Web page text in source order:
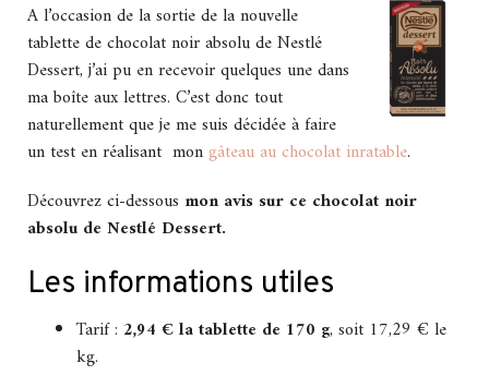
A l’occasion de la sortie de la nouvelle
tablette de chocolat noir absolu de Nestlé
Dessert, j’ai pu en recevoir quelques une dans
ma boîte aux lettres. C’est donc tout
naturellement que je me suis décidée à faire
un test en réalisant mongâteau au chocolat inratable.
Découvrez ci-dessous mon avis sur ce chocolat noir
absolu de Nestlé Dessert.
Les informations utiles
Tarif : 2,94 € la tablette de 170 g, soit 17,29 € le
kg.